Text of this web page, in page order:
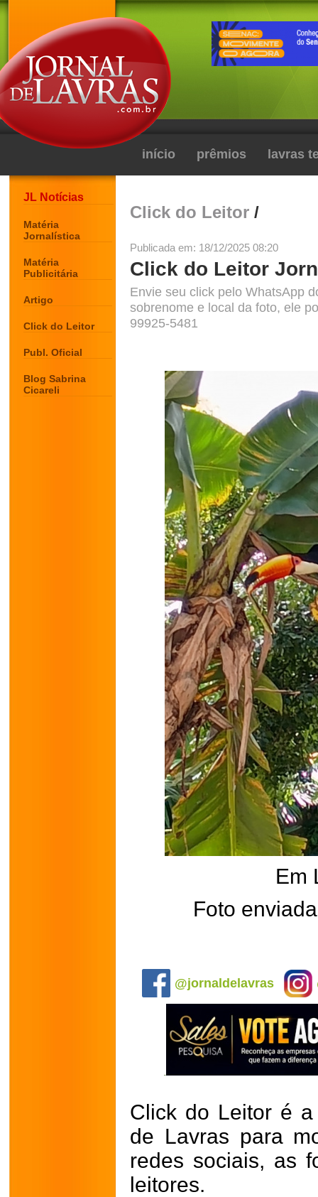
início prêmios lavras
JL Notícias
Matéria
Jornalística
Matéria
Publicitária
Artigo
Click do Leitor
Publ. Oficial
Blog Sabrina
Cicareli
Click do Leitor /
Publicada em: 18/12/2025 08:20
Click do Leitor
Envie seu click pelo WhatsApp
sobrenome e local da foto, ele
99925-5481
Em
Foto
@jornaldelavras
Click do Leitor é
de Lavras para
redes sociais, as
leitores.